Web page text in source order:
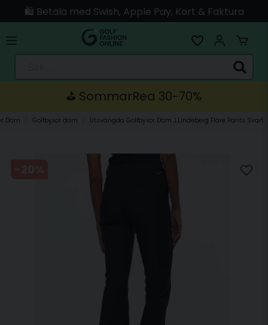
🛍️ Betala med Swish, Apple Pay, Kort & Faktura
🚚 Skickas direkt från lagret i Linköping
⛳️ SommarRea 30-70%
Dam Golfbyxor dam Utsvängda Golfbyxor Dam J.Lindeberg Flare Pants Svart